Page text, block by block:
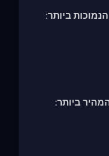
ביותר:
ביותר: